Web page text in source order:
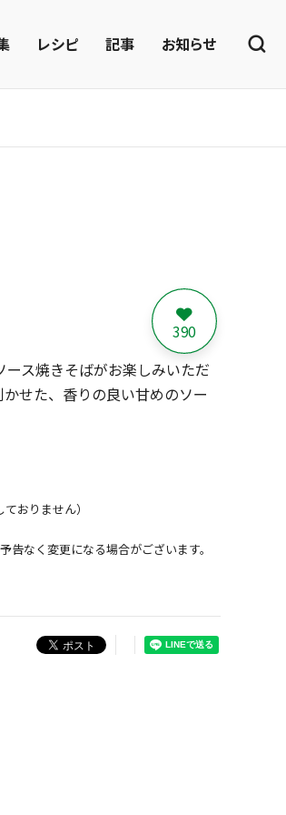
レシピ 記事 お知らせ
390
ス焼きそばがお楽しみいただ
せた、香りの良い甘めのソー
おりません）
なく変更になる場合がございます。